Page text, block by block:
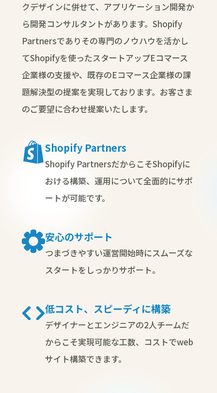
クデザインに併せて、アプリケーション開発か
ら開発コンサルタントがあります。Shopify
Partnersでありその専門のノウハウを活かし
てShopifyを使ったスタートアップEコマース
企業様の支援や、既存のEコマース企業様の課
題解決型の提案を実現しております。お客さま
のご要望に合わせ提案いたします。
Shopify Partners
Shopify PartnersだからこそShopifyに
おける構築、運用について全面的にサポ
ートが可能です。
安心のサポート
つまづきやすい運営開始時にスムーズな
スタートをしっかりサポート。
低コスト、スピーディに構築
デザイナーとエンジニアの2人チームだ
からこそ実現可能な工数、コストでweb
サイト構築できます。